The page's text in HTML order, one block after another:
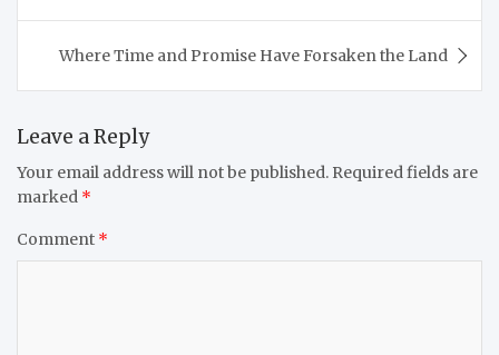
Where Time and Promise Have Forsaken the Land
Leave a Reply
Your email address will not be published. Required fields are
marked *
Comment *